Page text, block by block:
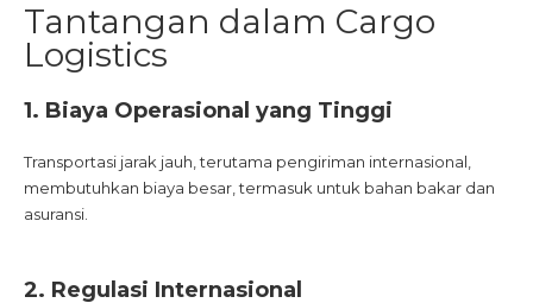
Tantangan dalam Cargo
Logistics
1. Biaya Operasional yang Tinggi
Transportasi jarak jauh, terutama pengiriman internasional,
membutuhkan biaya besar, termasuk untuk bahan bakar dan
asuransi.
2. Regulasi Internasional